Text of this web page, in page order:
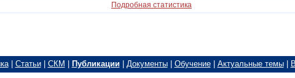
Подробная статистика
| Статьи| СКМ Публикации| Документы| Обучение| Актуальные темы|